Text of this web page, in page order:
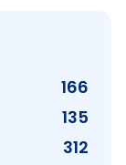
166
135
312